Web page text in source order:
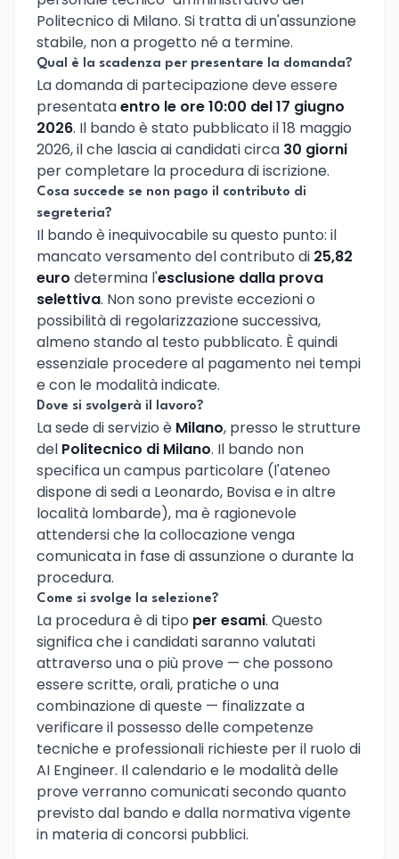
Politecnico di Milano. Si tratta di un'assunzione
stabile, non a progetto né a termine.
Qual è la scadenza per presentare la domanda?
La domanda di partecipazione deve essere
presentataentro le ore 10:00 del 17 giugno
2026. Il bando è stato pubblicato il 18 maggio
2026, il che lascia ai candidati circa 30 giorni
per completare la procedura di iscrizione.
Cosa succede se non pago il contributo di
segreteria?
Il bando è inequivocabile su questo punto: il
mancato versamento del contributo di 25,82
euro determina l'esclusione dalla prova
selettiva. Non sono previste eccezioni o
possibilità di regolarizzazione successiva,
almeno stando al testo pubblicato. È quindi
essenziale procedere al pagamento nei tempi
e con le modalità indicate.
Dove si svolgerà il lavoro?
La sede di servizio è Milano, presso le strutture
del Politecnico di Milano. Il bando non
specifica un campus particolare (l'ateneo
dispone di sedi a Leonardo, Bovisa e in altre
località lombarde), ma è ragionevole
attendersi che la collocazione venga
comunicata in fase di assunzione o durante la
procedura.
Come si svolge la selezione?
La procedura è di tipo per esami. Questo
significa che i candidati saranno valutati
attraverso una o più prove — che possono
essere scritte, orali, pratiche o una
combinazione di queste — finalizzate a
verificare il possesso delle competenze
tecniche e professionali richieste per il ruolo di
AI Engineer. Il calendario e le modalità delle
prove verranno comunicati secondo quanto
previsto dal bando e dalla normativa vigente
in materia di concorsi pubblici.